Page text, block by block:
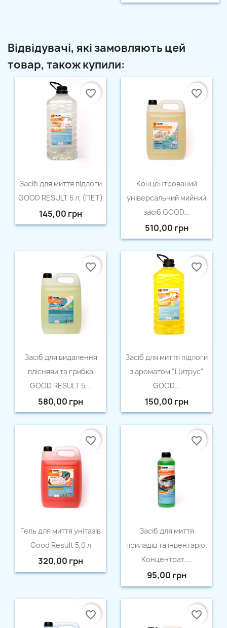
Відвідувачі, які замовляють цей
товар, також купили:
 Швидкий перегляд
Засіб для миття підлоги
GOOD RESULT 5 л. (ПЕТ)
145,00 грн
favorite_border
Швидкий перегляд
Концентрований
універсальний мийний
засіб GOOD...
510,00 грн
favorite_border
Швидкий перегляд
Засіб для видалення
плісняви та грибка
GOOD RESULT 5...
580,00 грн
favorite_border
 Швидкий перегляд
Засіб для миття підлоги
з ароматом "Цитрус"
GOOD...
150,00 грн
favorite_border
 Швидкий перегляд
Гель для миття унітазів
Good Result 5,0 л
320,00 грн
favorite_border
Швидкий перегляд
Засіб для миття
приладів та інвентарю.
Концентрат....
95,00 грн
favorite_border
favorite_border favorite_border
Створити список бажань
Назва списку бажань
Відміна Створити список бажань